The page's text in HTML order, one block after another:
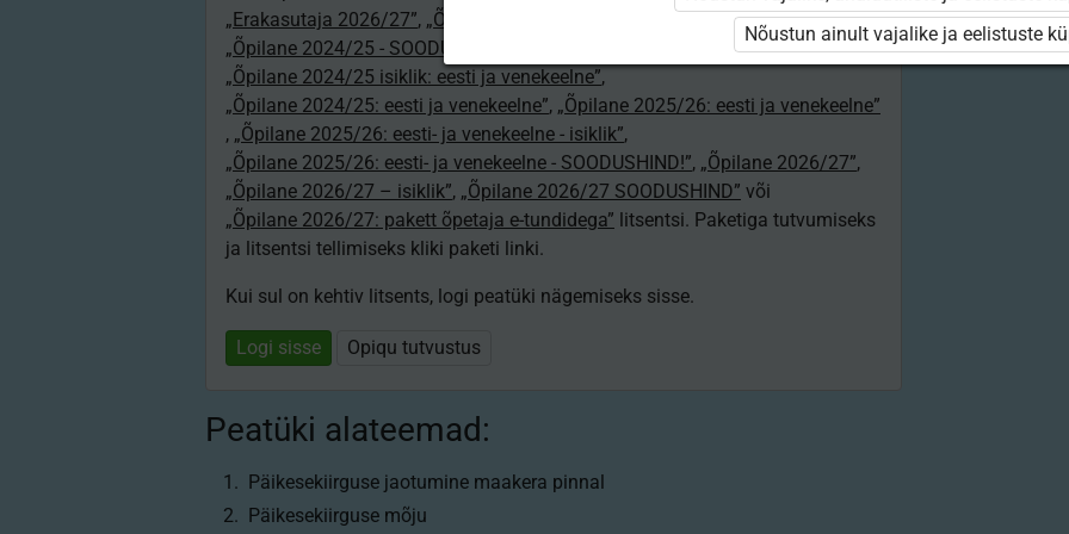
„Erakasutaja 2026/27”, „Õpilane 2024/25”
„Õpilane 2024/25 - SOODUSHIND!”
„Õpilane 2024/25 – isiklik”,
„Õpilane 2024/25 isiklik: eesti ja venekeelne”,
„Õpilane 2024/25: eesti ja venekeelne”, „Õpilane 2025/26: eesti ja venekeelne”
, „Õpilane 2025/26: eesti- ja venekeelne - isiklik”,
„Õpilane 2025/26: eesti- ja venekeelne - SOODUSHIND!”, „Õpilane 2026/27”,
„Õpilane 2026/27 – isiklik”, „Õpilane 2026/27 SOODUSHIND” või
„Õpilane 2026/27: pakett õpetaja e-tundidega” litsentsi. Paketiga tutvumiseks
ja litsentsi tellimiseks kliki paketi linki.
Kui sul on kehtiv litsents, logi peatüki nägemiseks sisse.
Logi sisse Opiqu tutvustus
Peatüki alateemad:
Päikesekiirguse jaotumine maakera pinnal
Päikesekiirguse mõju
Nõustun ainult vajalike ja eelistuste